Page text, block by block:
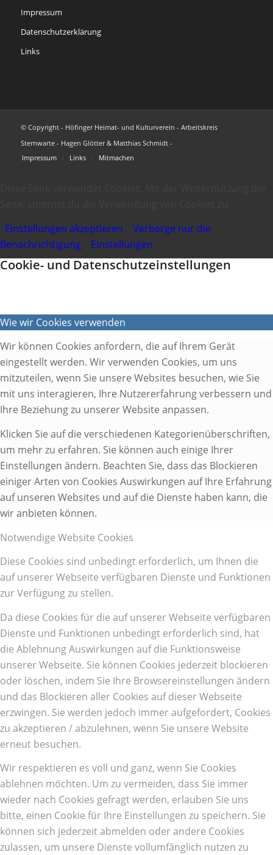
Impressum
Datenschutzerklärung
Links
© Copyright - Höfinger Heimat- und Kulturverein - Arbeitskreis
Sternwarte - Hagen Glötter & Matthias Schmidt -
Impressum
Links Mitmachen
Einstellungen akzeptieren
Verberge nur die
Benachrichtigung
Einstellungen
Cookie- und Datenschutzeinstellungen
Wie wir Cookies verwenden
Wir können Cookies anfordern, die auf Ihrem Gerät
eingestellt werden. Wir verwenden Cookies, um uns
mitzuteilen, wenn Sie unsere Websites besuchen, wie Sie
mit uns interagieren, Ihre Nutzererfahrung verbessern und
Ihre Beziehung zu unserer Website anpassen.
Klicken Sie auf die verschiedenen Kategorienüberschriften,
um mehr zu erfahren. Sie können auch einige Ihrer
Einstellungen ändern. Beachten Sie, dass das Blockieren
einiger Arten von Cookies Auswirkungen auf Ihre Erfahrung
auf unseren Websites und auf die Dienste haben kann, die
wir anbieten können.
Notwendige Website Cookies
Diese Cookies sind unbedingt erforderlich, um Ihnen die
auf unserer Webseite verfügbaren Dienste und Funktionen
zur Verfügung zu stellen.
Da diese Cookies für die auf unserer Webseite verfügbaren
Dienste und Funktionen unbedingt erforderlich sind, hat
die Ablehnung Auswirkungen auf die Funktionsweise
unserer Webseite. Sie können Cookies jederzeit blockieren
oder löschen, indem Sie Ihre Browsereinstellungen ändern
und das Blockieren aller Cookies auf dieser Webseite
erzwingen. Sie werden jedoch immer aufgefordert, Cookies
zu akzeptieren / abzulehnen, wenn Sie unsere Website
erneut besuchen.
Wir respektieren es voll und ganz, wenn Sie Cookies
ablehnen möchten. Um zu vermeiden, dass Sie immer
wieder nach Cookies gefragt werden, erlauben Sie uns
bitte, einen Cookie für Ihre Einstellungen zu speichern. Sie
können sich jederzeit abmelden oder andere Cookies
zulassen, um unsere Dienste vollumfänglich nutzen zu